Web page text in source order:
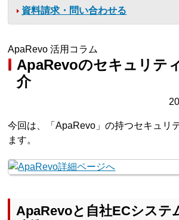
資料請求・問い合わせる
ApaRevo 活用コラム
ApaRevoのセキュリテ
介
今回は、「ApaRevo」の持つセキュリ
ます。
ApaRevoと自社ECシステ